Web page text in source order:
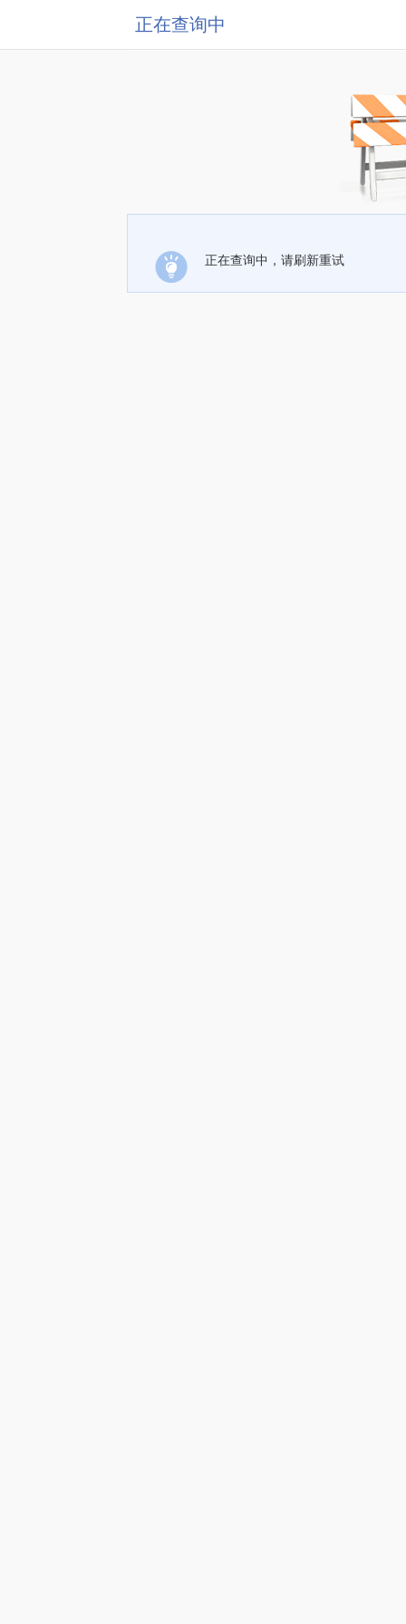
正在查询中
正在查询中，请刷新重试